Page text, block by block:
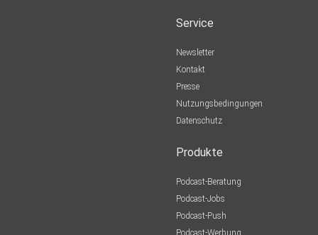
Service
Newsletter
Kontakt
Presse
Nutzungsbedingungen
Datenschutz
Produkte
Podcast-Beratung
Podcast-Jobs
Podcast-Push
Podcast-Werbung